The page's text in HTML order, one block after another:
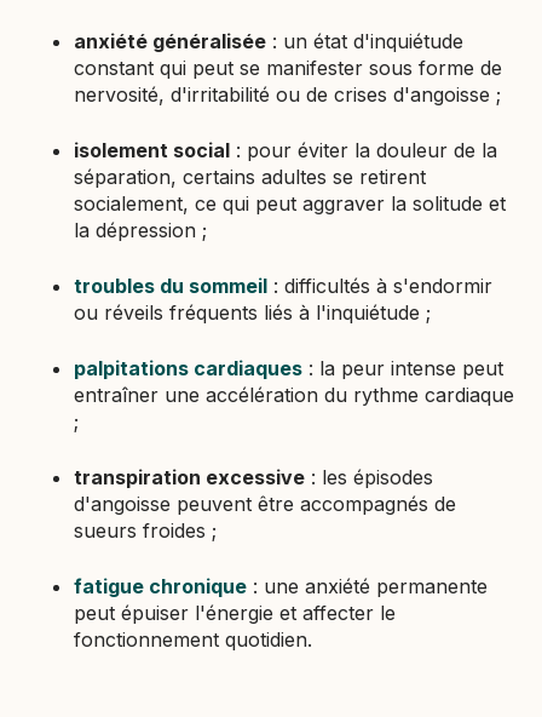
anxiété généralisée : un état d'inquiétude
constant qui peut se manifester sous forme de
nervosité, d'irritabilité ou de crises d'angoisse ;
isolement social : pour éviter la douleur de la
séparation, certains adultes se retirent
socialement, ce qui peut aggraver la solitude et
la dépression ;
troubles du sommeil : difficultés à s'endormir
ou réveils fréquents liés à l'inquiétude ;
palpitations cardiaques : la peur intense peut
entraîner une accélération du rythme cardiaque
;
transpiration excessive : les épisodes
d'angoisse peuvent être accompagnés de
sueurs froides ;
fatigue chronique : une anxiété permanente
peut épuiser l'énergie et affecter le
fonctionnement quotidien.